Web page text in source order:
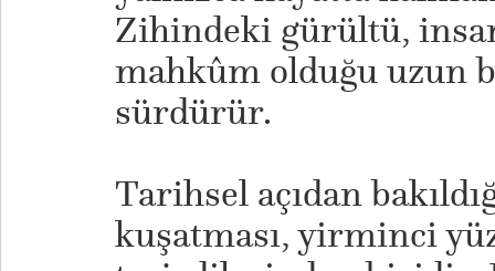
Zihindeki gürültü,
mahkûm olduğu uzun
sürdürür.
Tarihsel açıdan
kuşatması, yirminci